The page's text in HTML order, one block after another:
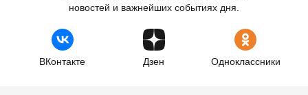
новостей и важнейших событиях дня.
ВКонтакте Дзен Одноклассники